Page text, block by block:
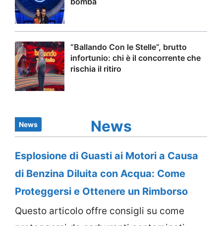
“Ballando Con le Stelle”, brutto
infortunio: chi è il concorrente che
rischia il ritiro
News
News
Esplosione di Guasti ai Motori a Causa
di Benzina Diluita con Acqua: Come
Proteggersi e Ottenere un Rimborso
Questo articolo offre consigli su come